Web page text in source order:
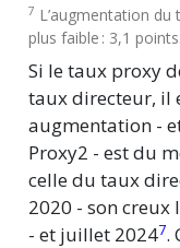
7 L’augmentation
plus faible : 3,1 points.
Si le taux proxy
taux directeur, il
augmentation -
Proxy2 - est du
celle du taux
2020 - son creux
- et juillet 20247.